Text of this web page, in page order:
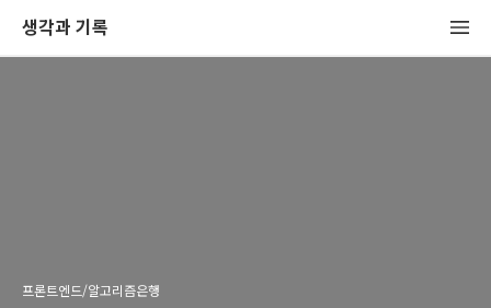
생각과 기록
프론트엔드/알고리즘은행